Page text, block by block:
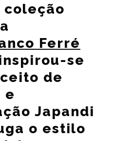
coleção
Ferré
se
de
e
Japandi
o estilo